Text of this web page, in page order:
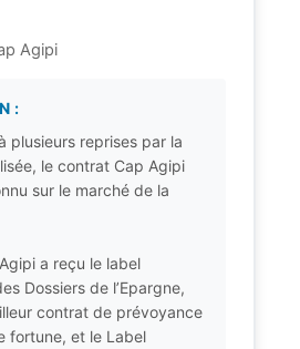
Agipi
:
plusieurs reprises par la
le contrat Cap Agipi
sur le marché de la
a reçu le label
Dossiers de l’Epargne,
contrat de prévoyance
fortune, et le Label